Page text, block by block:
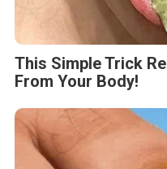
This Simple Trick
From Your Body!